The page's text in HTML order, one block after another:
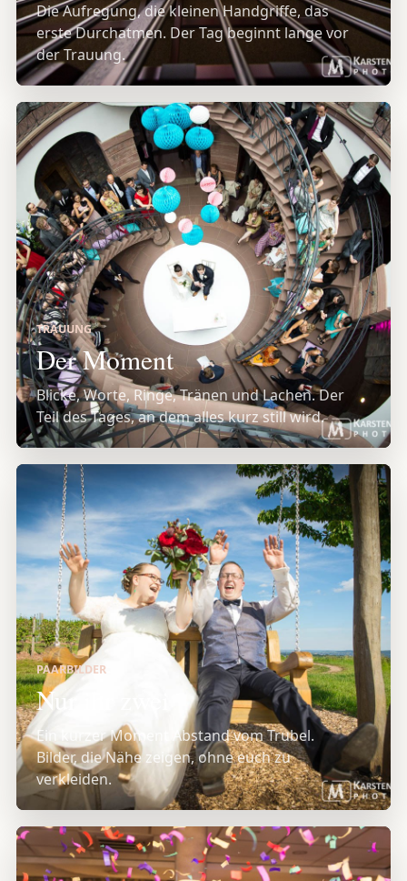
Die Aufregung, die kleinen Handgriffe, das
erste Durchatmen. Der Tag beginnt lange vor
der Trauung.
TRAUUNG
Der Moment
Blicke, Worte, Ringe, Tränen und Lachen. Der
Teil des Tages, an dem alles kurz still wird.
PAARBILDER
Nur ihr zwei
Ein kurzer Moment Abstand vom Trubel.
Bilder, die Nähe zeigen, ohne euch zu
verkleiden.